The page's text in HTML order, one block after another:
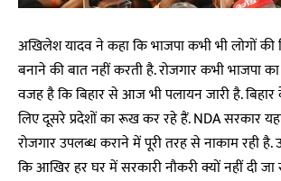
अखिलेश यादव ने कहा कि भाजपा कभी भी लोगों की
बनाने की बात नहीं करती है. रोजगार कभी भाजपा
वजह है कि बिहार से आज भी पलायन जारी है.
लिए दूसरे प्रदेशों का रूख कर रहे हैं. NDA सरकार
रोजगार उपलब्ध कराने में पूरी तरह से नाकाम रही है.
कि आखिर हर घर में सरकारी नौकरी क्यों नहीं दी